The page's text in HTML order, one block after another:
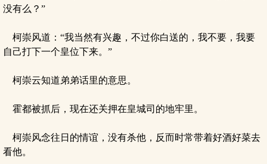
没有么？”
柯崇风道：“我当然有兴趣，不过你白送的，我不要，我要
自己打下一个皇位下来。”
柯崇云知道弟弟话里的意思。
霍都被抓后，现在还关押在皇城司的地牢里。
柯崇风念往日的情谊，没有杀他，反而时常带着好酒好菜去
看他。